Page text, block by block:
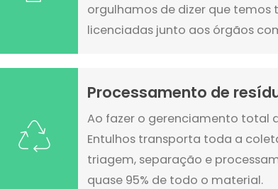
orgulhamos de dizer que
licenciadas junto aos órgãos
Processamento de
Ao fazer o gerenciamento total
Entulhos transporta toda a
triagem, separação e
quase 95% de todo o material.